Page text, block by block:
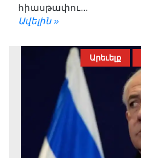
հիասթափու...
Ավելին »
Արեւելք